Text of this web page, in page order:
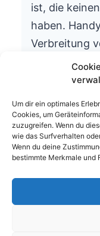
Um dir ein optimales
Cookies, um
zuzugreifen. Wenn du
wie das Surfverhalten
Wenn du deine
bestimmte Merkmale
ist, die
haben.
Verbreitung
ist aus
nicht
Wir bitten
Die